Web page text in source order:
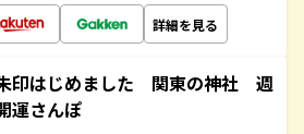
詳細を見る
印はじめました 関東の神社 週
運さんぽ